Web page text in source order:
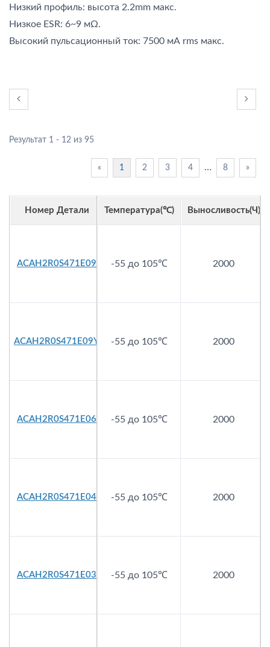
Низкий профиль: высота 2.2mm макс.
Низкое ESR: 6~9 мΩ.
Высокий пульсационный ток: 7500 мА rms макс.
Результат 1 - 12 из 95
« 1 2 3 4 … 8 »
Температура(℃) Выносливость(ч)
-55 до 105℃ 2000
-55 до 105℃ 2000
-55 до 105℃ 2000
-55 до 105℃ 2000
-55 до 105℃ 2000
Номер Детали
ACAH2R0S471E09
ACAH2R0S471E09Y
ACAH2R0S471E06
ACAH2R0S471E04
ACAH2R0S471E03